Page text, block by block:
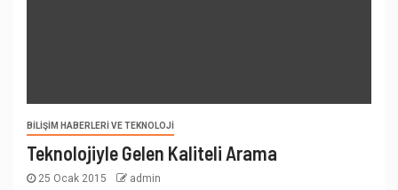
BILIŞIM HABERLERI VE TEKNOLOJI
Teknolojiyle Gelen Kaliteli Arama
25 Ocak 2015 admin